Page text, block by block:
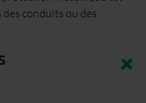
des conduits ou des